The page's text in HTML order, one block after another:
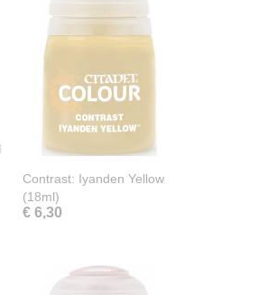
Contrast: Iyanden Yellow
(18ml)
€ 6,30